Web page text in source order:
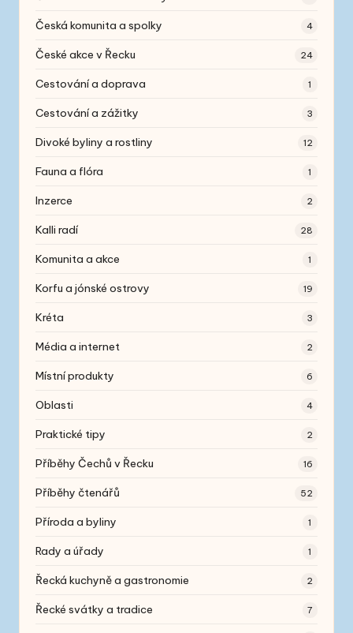
Česká komunita a spolky 4
České akce v Řecku 24
Cestování a doprava 1
Cestování a zážitky 3
Divoké byliny a rostliny 12
Fauna a flóra 1
Inzerce 2
Kalli radí 28
Komunita a akce 1
Korfu a jónské ostrovy 19
Kréta 3
Média a internet 2
Místní produkty 6
Oblasti 4
Praktické tipy 2
Příběhy Čechů v Řecku 16
Příběhy čtenářů 52
Příroda a byliny 1
Rady a úřady 1
Řecká kuchyně a gastronomie 2
Řecké svátky a tradice 7